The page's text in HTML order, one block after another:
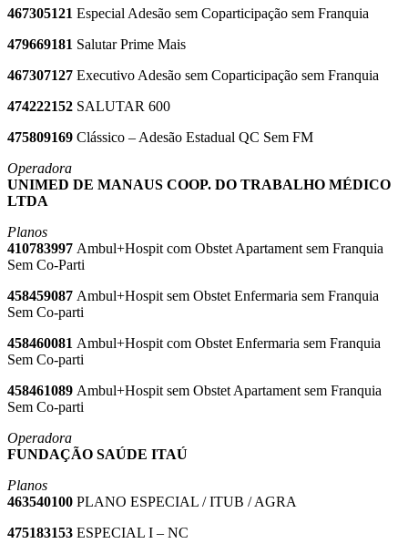
467305121 Especial Adesão sem Coparticipação sem Franquia
479669181 Salutar Prime Mais
467307127 Executivo Adesão sem Coparticipação sem Franquia
474222152 SALUTAR 600
475809169 Clássico – Adesão Estadual QC Sem FM
Operadora
UNIMED DE MANAUS COOP. DO TRABALHO MÉDICO
LTDA
Planos
410783997 Ambul+Hospit com Obstet Apartament sem Franquia
Sem Co-Parti
458459087 Ambul+Hospit sem Obstet Enfermaria sem Franquia
Sem Co-parti
458460081 Ambul+Hospit com Obstet Enfermaria sem Franquia
Sem Co-parti
458461089 Ambul+Hospit sem Obstet Apartament sem Franquia
Sem Co-parti
Operadora
FUNDAÇÃO SAÚDE ITAÚ
Planos
463540100 PLANO ESPECIAL / ITUB / AGRA
475183153 ESPECIAL I – NC